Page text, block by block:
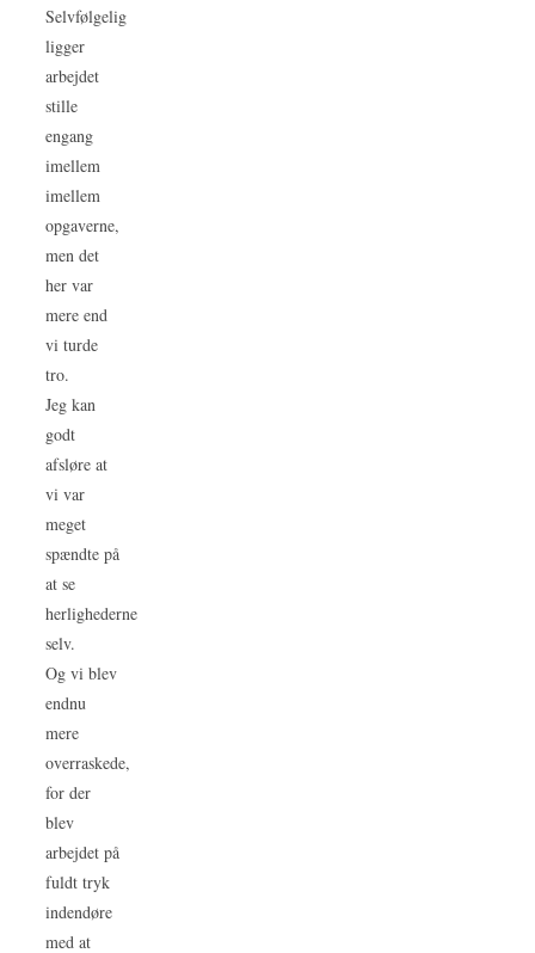
Selvfølgelig
ligger
arbejdet
stille
engang
imellem
imellem
opgaverne,
men det
her var
mere end
vi turde
tro.
Jeg kan
godt
afsløre at
vi var
meget
spændte på
at se
herlighederne
selv.
Og vi blev
endnu
mere
overraskede,
for der
blev
arbejdet på
fuldt tryk
indendøre
med at